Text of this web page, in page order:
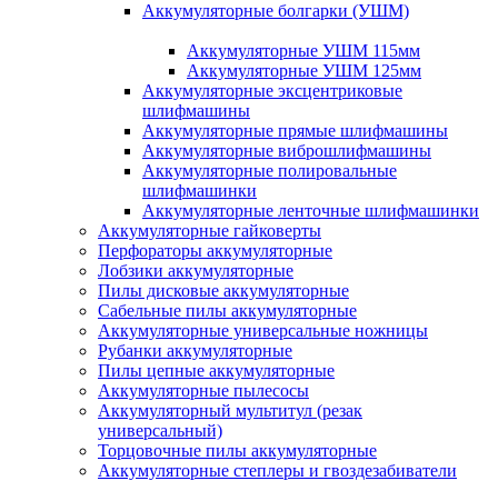
Аккумуляторные болгарки (УШМ)
Аккумуляторные УШМ 115мм
Аккумуляторные УШМ 125мм
Аккумуляторные эксцентриковые
шлифмашины
Аккумуляторные прямые шлифмашины
Аккумуляторные виброшлифмашины
Аккумуляторные полировальные
шлифмашинки
Аккумуляторные ленточные шлифмашинки
Аккумуляторные гайковерты
Перфораторы аккумуляторные
Лобзики аккумуляторные
Пилы дисковые аккумуляторные
Сабельные пилы аккумуляторные
Аккумуляторные универсальные ножницы
Рубанки аккумуляторные
Пилы цепные аккумуляторные
Аккумуляторные пылесосы
Аккумуляторный мультитул (резак
универсальный)
Торцовочные пилы аккумуляторные
Аккумуляторные степлеры и гвоздезабиватели